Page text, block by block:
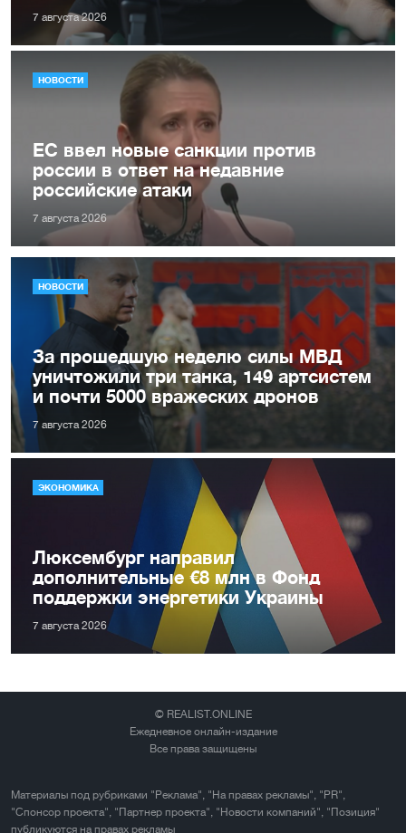
7 августа 2026
НОВОСТИ
ЕС ввел новые санкции против
россии в ответ на недавние
российские атаки
7 августа 2026
НОВОСТИ
За прошедшую неделю силы МВД
уничтожили три танка, 149 артсистем
и почти 5000 вражеских дронов
7 августа 2026
ЭКОНОМИКА
Люксембург направил
дополнительные €8 млн в Фонд
поддержки энергетики Украины
7 августа 2026
© REALIST.ONLINE
Ежедневное онлайн-издание
Все права защищены
Материалы под рубриками "Реклама", "На правах рекламы", "PR",
"Спонсор проекта", "Партнер проекта", "Новости компаний", "Позиция"
публикуются на правах рекламы